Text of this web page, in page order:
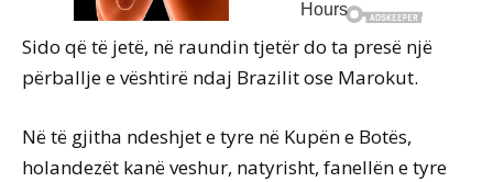
Sido që të jetë, në raundin tjetër do ta presë një
përballje e vështirë ndaj Brazilit ose Marokut.
Në të gjitha ndeshjet e tyre në Kupën e Botës,
holandezët kanë veshur, natyrisht, fanellën e tyre